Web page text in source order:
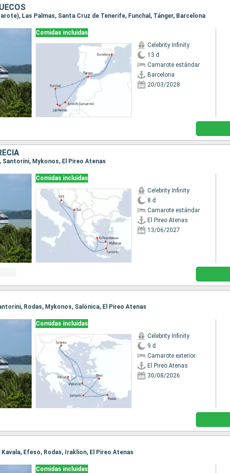
Las Palmas, Santa Cruz de Tenerife, Funchal, Tánger, Barcelona
Comidas incluidas
Celebrity Infinity
13 d
Camarote estándar
Barcelona
20/03/2028
Santoríni, Mykonos, El Pireo Atenas
Comidas incluidas
Celebrity Infinity
8 d
Camarote estándar
El Pireo Atenas
13/06/2027
Rodas, Mykonos, Salónica, El Pireo Atenas
Comidas incluidas
Celebrity Infinity
9 d
Camarote exterior
El Pireo Atenas
30/08/2026
Efeso, Rodas, Iraklion, El Pireo Atenas
Comidas incluidas